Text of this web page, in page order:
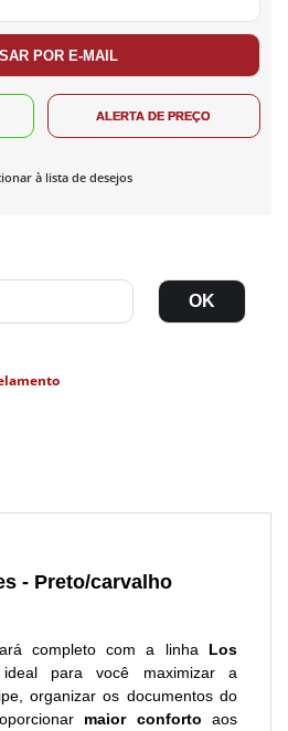
à lista de desejos
- Preto/carvalho
completo com a linha Los
para você maximizar a
organizar os documentos do
maior conforto aos